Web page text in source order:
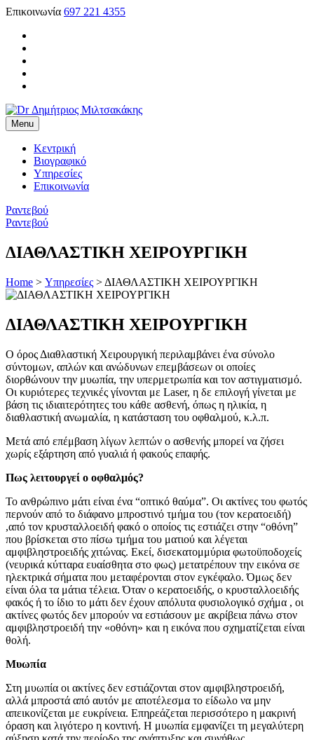
Skip
content
Επικοινωνία 697 221 4355
Dr Δημήτριος Μιλτσακάκης
Χειρούργος Οφθαλμίατρος
Menu
Κεντρική
Βιογραφικό
Υπηρεσίες
Επικοινωνία
Ραντεβού
Ραντεβού
ΔΙΑΘΛΑΣΤΙΚΗ ΧΕΙΡΟΥΡΓΙΚΗ
Home > Υπηρεσίες > ΔΙΑΘΛΑΣΤΙΚΗ ΧΕΙΡΟΥΡΓΙΚΗ
ΔΙΑΘΛΑΣΤΙΚΗ ΧΕΙΡΟΥΡΓΙΚΗ
Ο όρος Διαθλαστική Χειρουργική περιλαμβάνει ένα σύνολο
σύντομων, απλών και ανώδυνων επεμβάσεων οι οποίες
διορθώνουν την μυωπία, την υπερμετρωπία και τον αστιγματισμό.
Οι κυριότερες τεχνικές γίνονται με Laser, η δε επιλογή γίνεται με
βάση τις ιδιαιτερότητες του κάθε ασθενή, όπως η ηλικία, η
διαθλαστική ανωμαλία, η κατάσταση του οφθαλμού, κ.λ.π.
Μετά από επέμβαση λίγων λεπτών ο ασθενής μπορεί να ζήσει
χωρίς εξάρτηση από γυαλιά ή φακούς επαφής.
Πως λειτουργεί ο οφθαλμός?
Το ανθρώπινο μάτι είναι ένα “οπτικό θαύμα”. Οι ακτίνες του φωτός
περνούν από το διάφανο μπροστινό τμήμα του (τον κερατοειδή)
,από τον κρυσταλλοειδή φακό ο οποίος τις εστιάζει στην “οθόνη”
που βρίσκεται στο πίσω τμήμα του ματιού και λέγεται
αμφιβληστροειδής χιτώνας. Εκεί, δισεκατομμύρια φωτοϋποδοχείς
(νευρικά κύτταρα ευαίσθητα στο φως) μετατρέπουν την εικόνα σε
ηλεκτρικά σήματα που μεταφέρονται στον εγκέφαλο. Όμως δεν
είναι όλα τα μάτια τέλεια. Όταν ο κερατοειδής, ο κρυσταλλοειδής
φακός ή το ίδιο το μάτι δεν έχουν απόλυτα φυσιολογικό σχήμα , οι
ακτίνες φωτός δεν μπορούν να εστιάσουν με ακρίβεια πάνω στον
αμφιβληστροειδή την «οθόνη» και η εικόνα που σχηματίζεται είναι
θολή.
Μυωπία
Στη μυωπία οι ακτίνες δεν εστιάζονται στον αμφιβληστροειδή,
αλλά μπροστά από αυτόν με αποτέλεσμα το είδωλο να μην
απεικονίζεται με ευκρίνεια. Επηρεάζεται περισσότερο η μακρινή
όραση και λιγότερο η κοντινή. Η μυωπία εμφανίζει τη μεγαλύτερη